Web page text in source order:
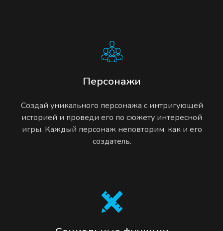
Персонажи
Создай уникального персонажа с интригующей
историей и проведи его по сюжету интересной
игры. Каждый персонаж неповторим, как и его
создатель.